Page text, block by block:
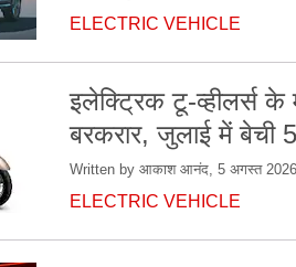
ELECTRIC VEHICLE
इलेक्ट्रिक टू-व्हीलर्स
बरकरार, जुलाई में बेची
Written by आकाश आनंद, 5 अगस्त 2026
ELECTRIC VEHICLE